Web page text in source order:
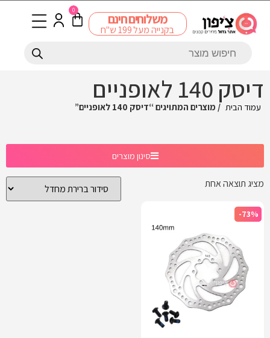
משלוחים חינם
בקנייה מעל 199 ש"ח
0
דיסק 140 לאופניים
עמוד הבית / מוצרים המתויגים “דיסק 140 לאופניים”
סינון מוצרים
מציג תוצאה אחת
-73%